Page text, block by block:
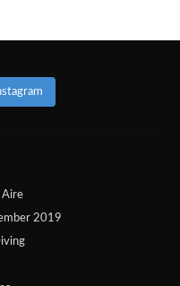
Aire
2019